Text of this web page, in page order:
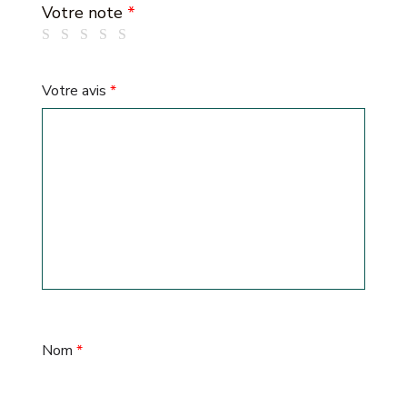
Votre note *
Votre avis *
Nom *